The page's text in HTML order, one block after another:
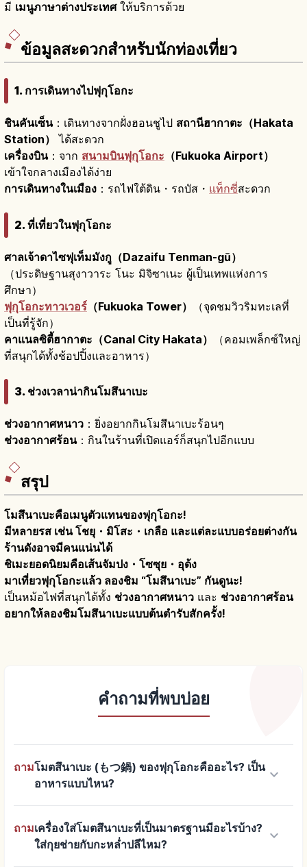
มี เมนูภาษาต่างประเทศให้บริการด้วย
ข้อมูลสะดวกสำหรับนักท่องเที่ยว
1. การเดินทางไปฟุกุโอกะ
ชินคันเซ็น：เดินทางจากฝั่งฮอนชูไป สถานีฮากาตะ（Hakata
Station）
ได้สะดวก
เครื่องบิน：จาก สนามบินฟุกุโอกะ （Fukuoka Airport）
เข้าใจกลางเมืองได้ง่าย
การเดินทางในเมือง ：รถไฟใต้ดิน・รถบัส・ แท็กซี่สะดวก
2. ที่เที่ยวในฟุกุโอกะ
ศาลเจ้าดาไซฟุเท็มมังกู（Dazaifu Tenman-gū）
（ประดิษฐานสุงาวาระ โนะ มิจิซาเนะ ผู้เป็นเทพแห่งการ
ศึกษา）
ฟุกุโอกะทาวเวอร์ （Fukuoka Tower）
（จุดชมวิวริมทะเลที่
เป็นที่รู้จัก）
คาแนลซิตี้ฮากาตะ（Canal City Hakata）
（คอมเพล็กซ์ใหญ่
ที่สนุกได้ทั้งช้อปปิ้งและอาหาร）
3. ช่วงเวลาน่ากินโมสึนาเบะ
ช่วงอากาศหนาว ：ยิ่งอยากกินโมสึนาเบะร้อนๆ
ช่วงอากาศร้อน：กินในร้านที่เปิดแอร์ก็สนุกไปอีกแบบ
สรุป
โมสึนาเบะคือเมนูตัวแทนของฟุกุโอกะ!
มีหลายรส เช่น โชยุ・มิโสะ・เกลือ และแต่ละแบบอร่อยต่างกัน
ร้านดังอาจมีคนแน่นได้
ชิเมะยอดนิยมคือเส้นจัมปง・โซซุย・อุด้ง
มาเที่ยวฟุกุโอกะแล้ว ลองชิม “โมสึนาเบะ” กันดูนะ!
เป็นหม้อไฟที่สนุกได้ทั้ง ช่วงอากาศหนาว และ ช่วงอากาศร้อน
อยากให้ลองชิมโมสึนาเบะแบบต้นตำรับสักครั้ง!
คำถามที่พบบ่อย
ถามโมตสึนาเบะ (もつ鍋) ของฟุกุโอกะคืออะไร? เป็น
อาหารแบบไหน?
keyboard_arrow_down
ถามเครื่องใส่โมตสึนาเบะที่เป็นมาตรฐานมีอะไรบ้าง?
ใส่กุยช่ายกับกะหล่ำปลีไหม?
keyboard_arrow_down